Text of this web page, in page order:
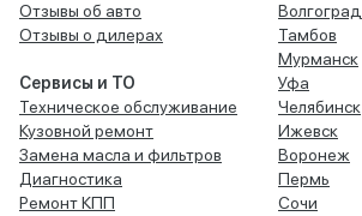
Отзывы об авто
Отзывы о дилерах
Сервисы и ТО
Техническое обслуживание
Кузовной ремонт
Замена масла и фильтров
Диагностика
Ремонт КПП
Волгоград
Тамбов
Мурманск
Уфа
Челябинск
Ижевск
Воронеж
Пермь
Сочи